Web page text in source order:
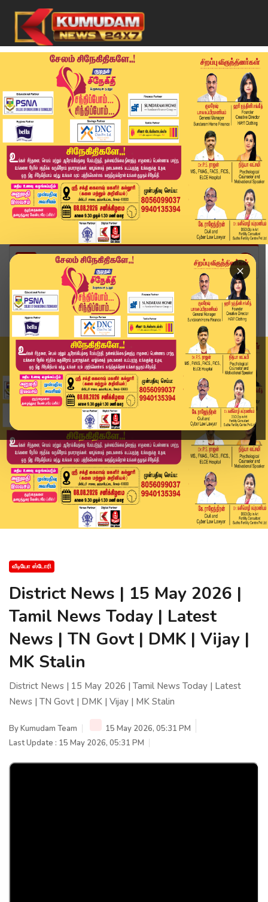
×
Home
வீடியோ ஸ்டோரி
District News | 15 May 2026 | Tamil News Today ...
வீடியோ ஸ்டோரி
District News | 15 May 2026 |
Tamil News Today | Latest
News | TN Govt | DMK | Vijay |
MK Stalin
District News | 15 May 2026 | Tamil News Today | Latest
News | TN Govt | DMK | Vijay | MK Stalin
ByKumudam Team
15 May 2026, 05:31 PM
Last Update : 15 May 2026, 05:31 PM